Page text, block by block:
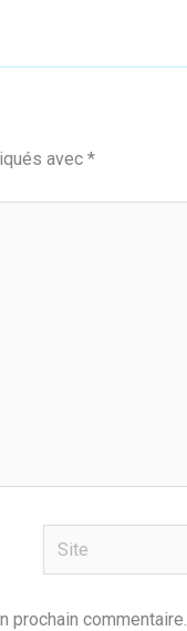
avec *
Site
prochain commentaire.